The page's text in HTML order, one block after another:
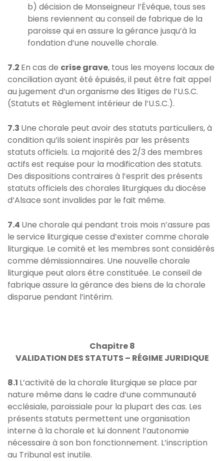
b) décision de Monseigneur l’Évêque, tous ses
biens reviennent au conseil de fabrique de la
paroisse qui en assure la gérance jusqu’à la
fondation d’une nouvelle chorale.
7.2 En cas de crise grave, tous les moyens locaux de
conciliation ayant été épuisés, il peut être fait appel
au jugement d’un organisme des litiges de l’U.S.C.
(Statuts et Règlement intérieur de l’U.S.C.).
7.3 Une chorale peut avoir des statuts particuliers, à
condition qu’ils soient inspirés par les présents
statuts officiels. La majorité des 2/3 des membres
actifs est requise pour la modification des statuts.
Des dispositions contraires à l’esprit des présents
statuts officiels des chorales liturgiques du diocèse
d’Alsace sont invalides par le fait même.
7.4 Une chorale qui pendant trois mois n’assure pas
le service liturgique cesse d’exister comme chorale
liturgique. Le comité et les membres sont considérés
comme démissionnaires. Une nouvelle chorale
liturgique peut alors être constituée. Le conseil de
fabrique assure la gérance des biens de la chorale
disparue pendant l’intérim.
Chapitre 8
VALIDATION DES STATUTS – RÉGIME JURIDIQUE
8.1 L’activité de la chorale liturgique se place par
nature même dans le cadre d’une communauté
ecclésiale, paroissiale pour la plupart des cas. Les
présents statuts permettent une organisation
interne à la chorale et lui donnent l’autonomie
nécessaire à son bon fonctionnement. L’inscription
au Tribunal est inutile.